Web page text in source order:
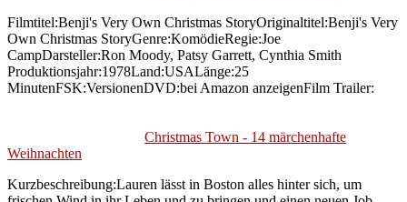
Filmtitel:Benji's Very Own Christmas StoryOriginaltitel:Benji's Very
Own Christmas StoryGenre:KomödieRegie:Joe
CampDarsteller:Ron Moody, Patsy Garrett, Cynthia Smith
Produktionsjahr:1978Land:USALänge:25
MinutenFSK:VersionenDVD:bei Amazon anzeigenFilm Trailer:
Christmas Town - 14 märchenhafte
Weihnachten
Kurzbeschreibung:Lauren lässt in Boston alles hinter sich, um